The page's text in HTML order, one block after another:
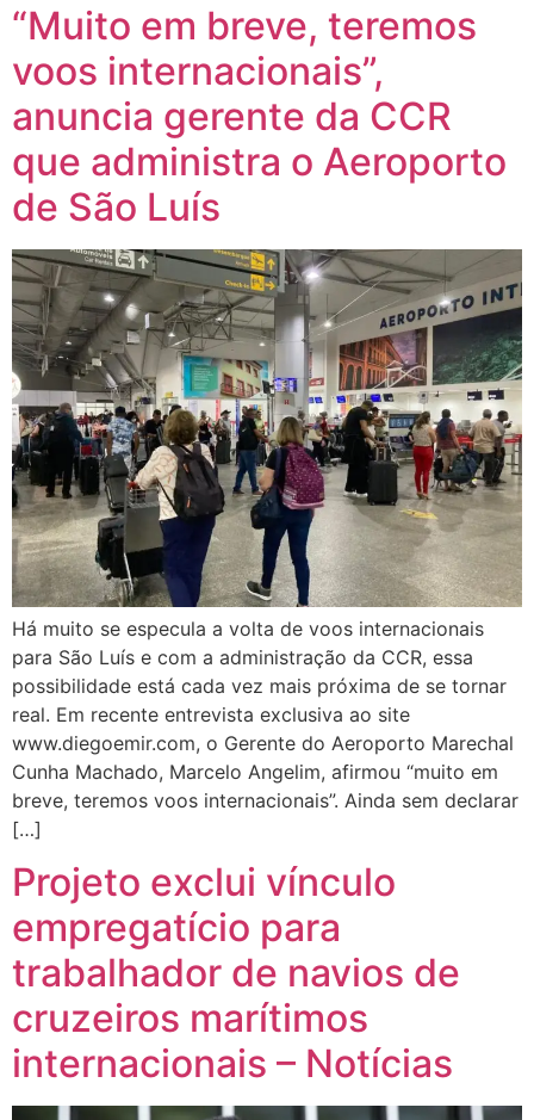
“Muito em breve, teremos
voos internacionais”,
anuncia gerente da CCR
que administra o Aeroporto
de São Luís
Há muito se especula a volta de voos internacionais
para São Luís e com a administração da CCR, essa
possibilidade está cada vez mais próxima de se tornar
real. Em recente entrevista exclusiva ao site
www.diegoemir.com, o Gerente do Aeroporto Marechal
Cunha Machado, Marcelo Angelim, afirmou “muito em
breve, teremos voos internacionais”. Ainda sem declarar
[…]
Projeto exclui vínculo
empregatício para
trabalhador de navios de
cruzeiros marítimos
internacionais – Notícias